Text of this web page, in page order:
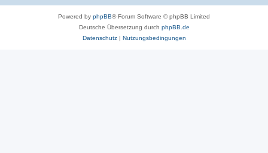
Powered by phpBB® Forum Software © phpBB Limited
Deutsche Übersetzung durch phpBB.de
Datenschutz| Nutzungsbedingungen